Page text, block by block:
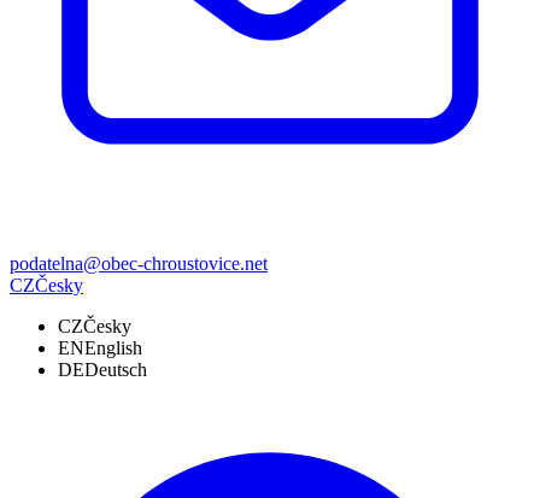
podatelna@obec-chroustovice.net
CZČesky
CZČesky
ENEnglish
DEDeutsch